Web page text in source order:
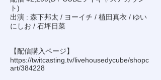
ト)
出演 : 森下邦太 / ヨーイチ / 植田真衣 / ゆい
にしお / 石坪日菜
【配信購入ページ】
https://twitcasting.tv/livehousedycube/shopc
art/384228